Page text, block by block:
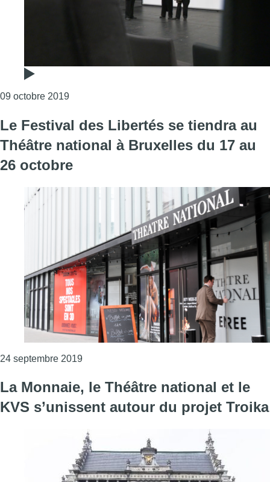
09 octobre 2019Consulter l'article "Théâtre national: la fin des
Le Festival des Libertés se tiendra au
Théâtre national à Bruxelles du 17 au
26 octobre
24 septembre 2019Consulter l'article "Le Festival des Libertés
La Monnaie, le Théâtre national et le
KVS s’unissent autour du projet Troika